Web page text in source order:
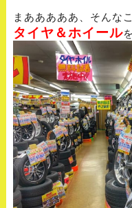
まあああああ、そんな
タイヤ＆ホイール